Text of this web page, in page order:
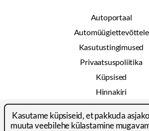
Autoportaal
Automüügiettevõttele
Kasutustingimused
Privaatsuspoliitika
Küpsised
Hinnakiri
Reklaam
Kontakt
Kasutame küpsiseid, et pakkuda
muuta veebilehe külastamine